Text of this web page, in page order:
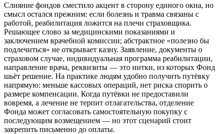
Слияние фондов сместило акцент в сторону единого окна, но
смысл остался прежним: если болезнь и травма связаны с
работой, реабилитация ложится на плечи страховщика.
Решающее слово за медицинскими показаниями и
заключением врачебной комиссии; абстрактное «полезно бы
подлечиться» не открывает казну. Заявление, документы о
страховом случае, индивидуальная программа реабилитации,
направление врача, реквизиты — это нитки, из которых Фонд
шьёт решение. На практике людям удобно получить путёвку
напрямую: меньше кассовых операций, нет риска спорить о
размере компенсации. Когда путёвки не предоставили
вовремя, а лечение не терпит отлагательства, отделение
Фонда может согласовать самостоятельную покупку с
последующим возмещением — но этот сценарий стоит
закрепить письменно до оплаты.